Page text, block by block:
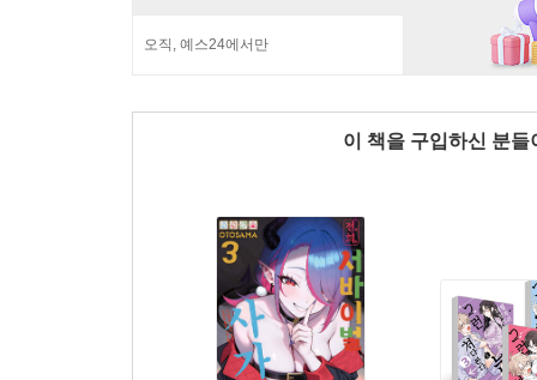
오직, 예스24에서만
이 책을 구입하신 분